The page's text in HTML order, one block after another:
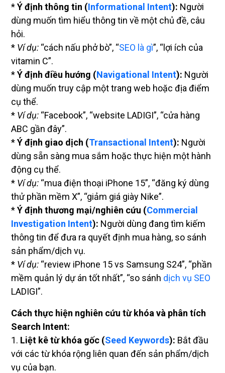
*Ý định thông tin (Informational Intent): Người
dùng muốn tìm hiểu thông tin về một chủ đề, câu
hỏi.
* Ví dụ: “cách nấu phở bò”, “SEO là gì”, “lợi ích của
vitamin C”.
*Ý định điều hướng (Navigational Intent): Người
dùng muốn truy cập một trang web hoặc địa điểm
cụ thể.
* Ví dụ: “Facebook”, “website LADIGI”, “cửa hàng
ABC gần đây”.
*Ý định giao dịch (Transactional Intent): Người
dùng sẵn sàng mua sắm hoặc thực hiện một hành
động cụ thể.
* Ví dụ: “mua điện thoại iPhone 15”, “đăng ký dùng
thử phần mềm X”, “giảm giá giày Nike”.
*Ý định thương mại/nghiên cứu (Commercial
Investigation Intent): Người dùng đang tìm kiếm
thông tin để đưa ra quyết định mua hàng, so sánh
sản phẩm/dịch vụ.
* Ví dụ: “review iPhone 15 vs Samsung S24”, “phần
mềm quản lý dự án tốt nhất”, “so sánh dịch vụ SEO
LADIGI”.
Cách thực hiện nghiên cứu từ khóa và phân tích
Search Intent:
1. Liệt kê từ khóa gốc (Seed Keywords): Bắt đầu
với các từ khóa rộng liên quan đến sản phẩm/dịch
vụ của bạn.